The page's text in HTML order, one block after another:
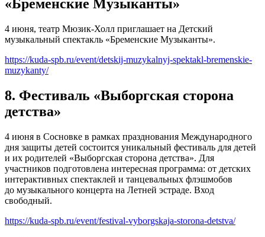
«Бременские Музыканты»
4 июня, театр Мюзик-Холл приглашает на Детский
музыкальный спектакль «Бременские Музыканты».
https://kuda-spb.ru/event/detskij-muzykalnyj-spektakl-bremenskie-
muzykanty/
8. Фестиваль «Выборгская сторона
детства»
4 июня в Сосновке в рамках празднования Международного
дня защиты детей состоится уникальный фестиваль для детей
и их родителей «Выборгская сторона детства». Для
участников подготовлена интересная программа: от детских
интерактивных спектаклей и танцевальных флэшмобов
до музыкального концерта на Летней эстраде. Вход
свободный.
https://kuda-spb.ru/event/festival-vyborgskaja-storona-detstva/